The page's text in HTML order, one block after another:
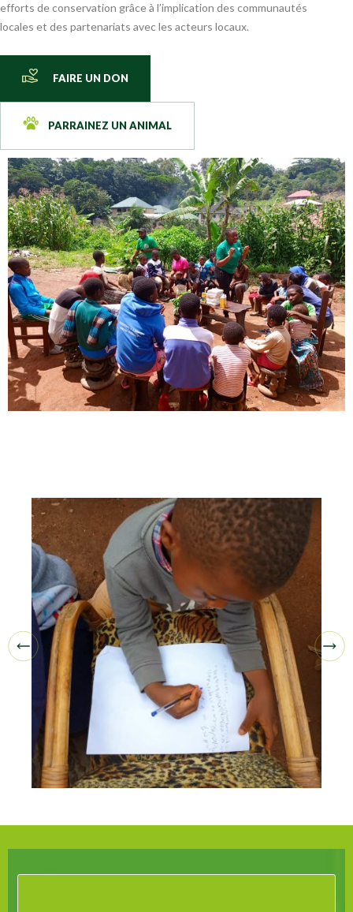
efforts de conservation grâce à l’implication des communautés
locales et des partenariats avec les acteurs locaux.
FAIRE UN DON
PARRAINEZ UN ANIMAL